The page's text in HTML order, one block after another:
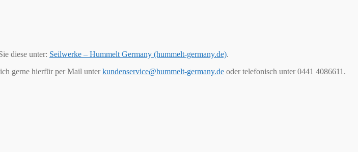
diese unter: Seilwerke – Hummelt Germany (hummelt-germany.de).
gerne hierfür per Mail unterkundenservice@hummelt-germany.de oder telefonisch unter 0441 4086611.